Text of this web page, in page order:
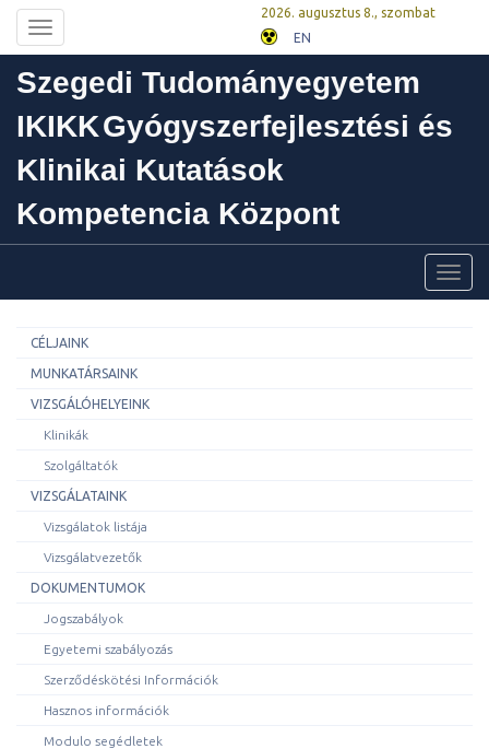
Toggle
navigation
2026. augusztus 8., szombat
EN
Szegedi Tudományegyetem
IKIKKGyógyszerfejlesztési és
Klinikai Kutatások
Kompetencia Központ
CÉLJAINK
MUNKATÁRSAINK
VIZSGÁLÓHELYEINK
Klinikák
Szolgáltatók
VIZSGÁLATAINK
Vizsgálatok listája
Vizsgálatvezetők
DOKUMENTUMOK
Jogszabályok
Egyetemi szabályozás
Szerződéskötési Információk
Hasznos információk
Modulo segédletek